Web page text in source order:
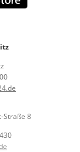
Straße 8